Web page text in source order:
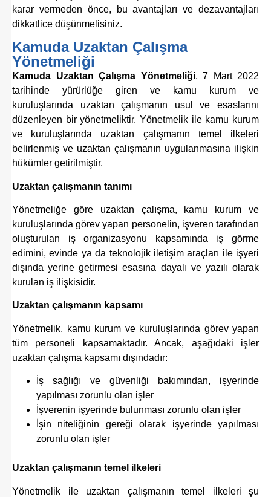
karar vermeden önce, bu avantajları ve dezavantajları
dikkatlice düşünmelisiniz.
Kamuda Uzaktan Çalışma
Yönetmeliği
Kamuda Uzaktan Çalışma Yönetmeliği, 7 Mart 2022
tarihinde yürürlüğe giren ve kamu kurum ve
kuruluşlarında uzaktan çalışmanın usul ve esaslarını
düzenleyen bir yönetmeliktir. Yönetmelik ile kamu kurum
ve kuruluşlarında uzaktan çalışmanın temel ilkeleri
belirlenmiş ve uzaktan çalışmanın uygulanmasına ilişkin
hükümler getirilmiştir.
Uzaktan çalışmanın tanımı
Yönetmeliğe göre uzaktan çalışma, kamu kurum ve
kuruluşlarında görev yapan personelin, işveren tarafından
oluşturulan iş organizasyonu kapsamında iş görme
edimini, evinde ya da teknolojik iletişim araçları ile işyeri
dışında yerine getirmesi esasına dayalı ve yazılı olarak
kurulan iş ilişkisidir.
Uzaktan çalışmanın kapsamı
Yönetmelik, kamu kurum ve kuruluşlarında görev yapan
tüm personeli kapsamaktadır. Ancak, aşağıdaki işler
uzaktan çalışma kapsamı dışındadır:
İş sağlığı ve güvenliği bakımından, işyerinde
yapılması zorunlu olan işler
İşverenin işyerinde bulunması zorunlu olan işler
İşin niteliğinin gereği olarak işyerinde yapılması
zorunlu olan işler
Uzaktan çalışmanın temel ilkeleri
Yönetmelik ile uzaktan çalışmanın temel ilkeleri şu